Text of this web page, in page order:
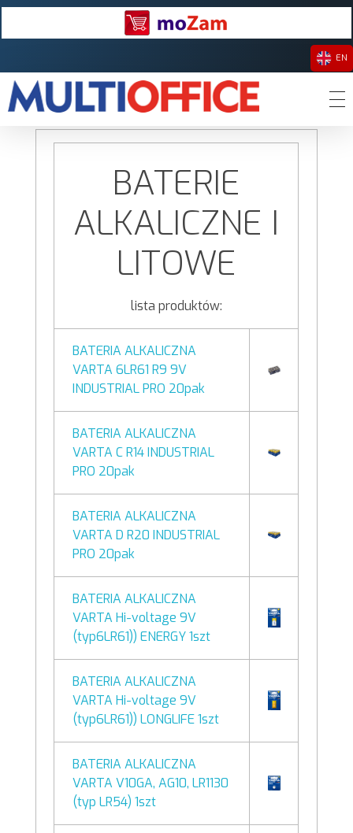
EN
BATERIE
ALKALICZNE I
LITOWE
lista produktów:
BATERIA ALKALICZNA
VARTA 6LR61 R9 9V
INDUSTRIAL PRO 20pak
BATERIA ALKALICZNA
VARTA C R14 INDUSTRIAL
PRO 20pak
BATERIA ALKALICZNA
VARTA D R20 INDUSTRIAL
PRO 20pak
BATERIA ALKALICZNA
VARTA Hi-voltage 9V
(typ6LR61)) ENERGY 1szt
BATERIA ALKALICZNA
VARTA Hi-voltage 9V
(typ6LR61)) LONGLIFE 1szt
BATERIA ALKALICZNA
VARTA V10GA, AG10, LR1130
(typ LR54) 1szt